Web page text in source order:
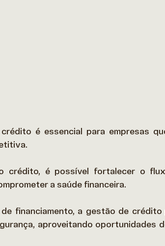
é essencial para empresas
crédito, é possível fortalecer o
a saúde financeira.
financiamento, a gestão de
aproveitando oportunidades